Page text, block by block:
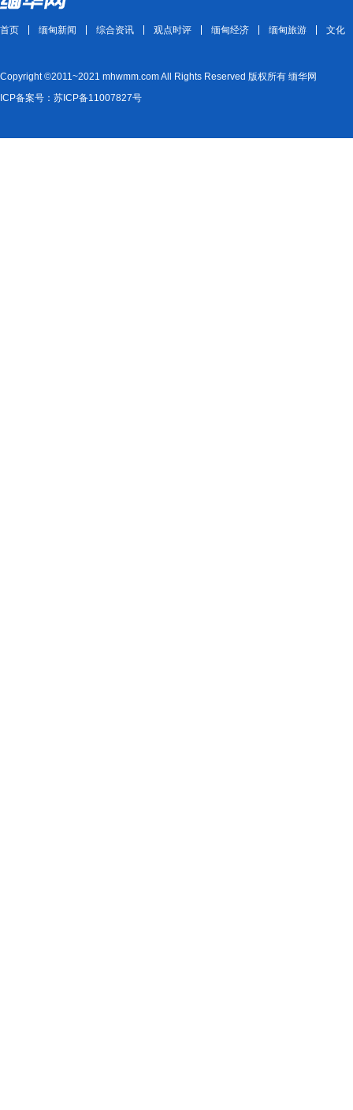
首页 缅甸新闻 综合资讯 观点时评 缅甸经济 缅甸旅游 文化
Copyright ©2011~2021 mhwmm.com All Rights Reserved 版权所有 缅华网
ICP备案号：苏ICP备11007827号